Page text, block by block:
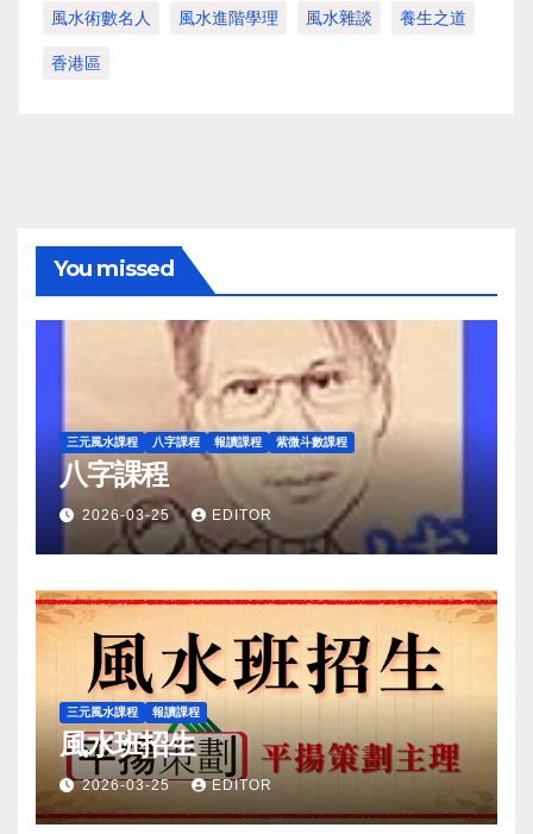
風水術數名人 風水進階學理 風水雜談 養生之道
香港區
You missed
三元風水課程 八字課程 報讀課程 紫微斗數課程
八字課程
2026-03-25 EDITOR
三元風水課程 報讀課程
風水班招生
2026-03-25 EDITOR